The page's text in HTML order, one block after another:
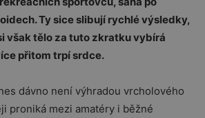
Ty sice slibují rychlé výsledky,
však tělo za tuto zkratku vybírá
přitom trpí srdce.
dávno není výhradou vrcholového
proniká mezi amatéry i běžné